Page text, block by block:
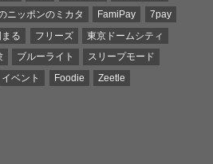
ニッポンのミカタ FamiPay
7pay
まる フリーズ
東京ドームシティ
ブルーライト
スリープモード
イベント Foodie Zeetle